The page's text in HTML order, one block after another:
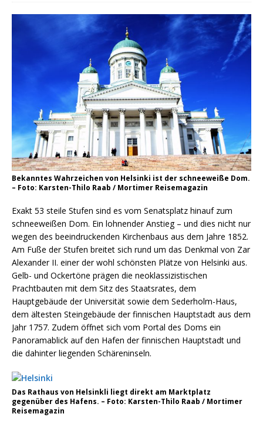
Bekanntes Wahrzeichen von Helsinki ist der schneeweiße Dom.
– Foto: Karsten-Thilo Raab / Mortimer Reisemagazin
Exakt 53 steile Stufen sind es vom Senatsplatz hinauf zum
schneeweißen Dom. Ein lohnender Anstieg – und dies nicht nur
wegen des beeindruckenden Kirchenbaus aus dem Jahre 1852.
Am Fuße der Stufen breitet sich rund um das Denkmal von Zar
Alexander II. einer der wohl schönsten Plätze von Helsinki aus.
Gelb- und Ockertöne prägen die neoklassizistischen
Prachtbauten mit dem Sitz des Staatsrates, dem
Hauptgebäude der Universität sowie dem Sederholm-Haus,
dem ältesten Steingebäude der finnischen Hauptstadt aus dem
Jahr 1757. Zudem öffnet sich vom Portal des Doms ein
Panoramablick auf den Hafen der finnischen Hauptstadt und
die dahinter liegenden Schäreninseln.
Das Rathaus von Helsinkli liegt direkt am Marktplatz
gegenüber des Hafens. – Foto: Karsten-Thilo Raab / Mortimer
Reisemagazin